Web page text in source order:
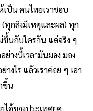
เป็น คนไทยเราชอบ
ทุกสิ่งมีเหตุและผล) ทุก
ขึ้นกับใครกัน แต่จริง ๆ
ย่างนี้เวลามันมอง มอง
งไร แล้วเราค่อย ๆ เอา
ขึ้น
ได้ของประเทศยุค